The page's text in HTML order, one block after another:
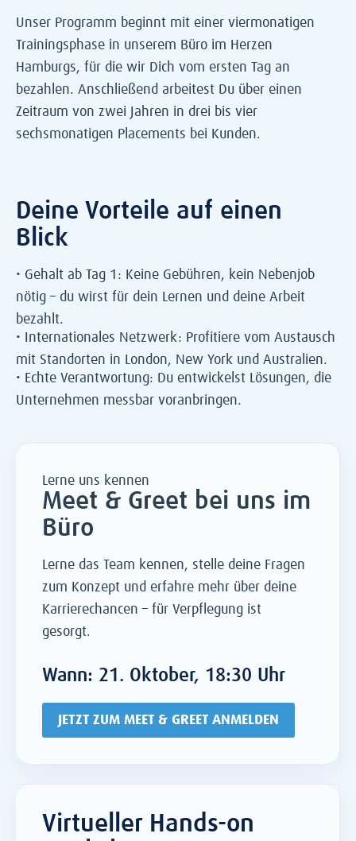
Unser Programm beginnt mit einer viermonatigen
Trainingsphase in unserem Büro im Herzen
Hamburgs, für die wir Dich vom ersten Tag an
bezahlen. Anschließend arbeitest Du über einen
Zeitraum von zwei Jahren in drei bis vier
sechsmonatigen Placements bei Kunden.
Deine Vorteile auf einen
Blick
• Gehalt ab Tag 1: Keine Gebühren, kein Nebenjob
nötig – du wirst für dein Lernen und deine Arbeit
bezahlt.
• Internationales Netzwerk: Profitiere vom Austausch
mit Standorten in London, New York und Australien.
• Echte Verantwortung: Du entwickelst Lösungen, die
Unternehmen messbar voranbringen.
Lerne uns kennen
Meet & Greet bei uns im
Büro
Lerne das Team kennen, stelle deine Fragen
zum Konzept und erfahre mehr über deine
Karrierechancen – für Verpflegung ist
gesorgt.
Wann: 21 . Oktober, 18:30 Uhr
JETZT ZUM MEET & GREET ANMELDEN
Virtueller Hands-on